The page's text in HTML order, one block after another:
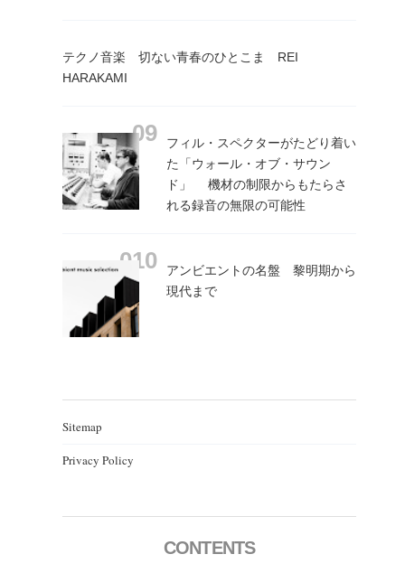
テクノ音楽 切ない青春のひとこま REI
HARAKAMI
フィル・スペクターがたどり着い
た「ウォール・オブ・サウン
ド」 機材の制限からもたらさ
れる録音の無限の可能性
アンビエントの名盤 黎明期から
現代まで
Sitemap
Privacy Policy
CONTENTS